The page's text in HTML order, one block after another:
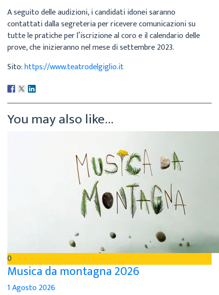
A seguito delle audizioni, i candidati idonei saranno
contattati dalla segreteria per ricevere comunicazioni su
tutte le pratiche per l’iscrizione al coro e il calendario delle
prove, che inizieranno nel mese di settembre 2023.
Sito:https://www.teatrodelgiglio.it
You may also like...
0
Musica da montagna 2026
1 Agosto 2026